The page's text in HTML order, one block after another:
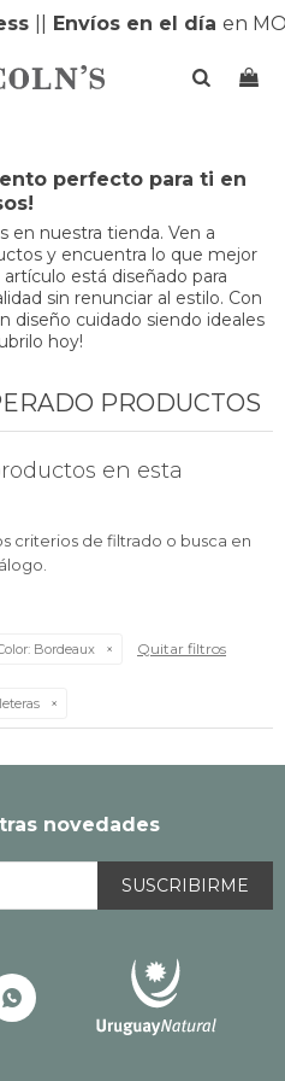
Envíos en el día en
perfecto para ti en
en nuestra tienda. Ven a
y encuentra lo que mejor
está diseñado para
sin renunciar al estilo. Con
diseño cuidado siendo ideales
hoy!
PRODUCTOS
en esta
criterios de filtrado o busca en
Bordeaux Quitar filtros
novedades
SUSCRIBIRME
